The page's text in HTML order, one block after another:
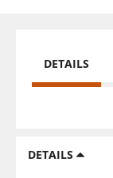
DETAILS
DETAILS